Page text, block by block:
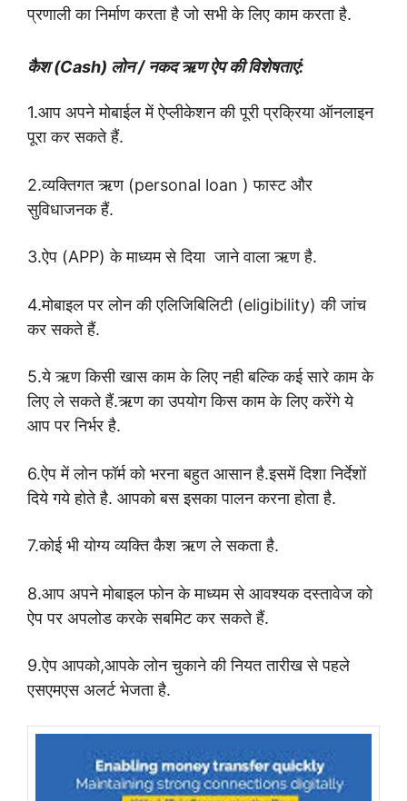
प्रणाली का निर्माण करता है जो सभी के लिए काम करता है.
कैश (Cash) लोन / नकद ऋण ऐप की विशेषताएं:
1.आप अपने मोबाईल में ऐप्लीकेशन की पूरी प्रक्रिया ऑनलाइन
पूरा कर सकते हैं.
2.व्यक्तिगत ऋण (personal loan ) फास्ट और
सुविधाजनक हैं.
3.ऐप (APP) के माध्यम से दिया जाने वाला ऋण है.
4.मोबाइल परलोनकी एलिजिबिलिटी (eligibility) की जांच
कर सकते हैं.
5.ये ऋण किसी खास काम के लिए नही बल्कि कई सारे काम के
लिए ले सकते हैं.ऋण का उपयोग किस काम के लिए करेंगे ये
आप पर निर्भर है.
6.ऐप में लोन फॉर्म को भरना बहुत आसान है.इसमें दिशा निर्देशों
दिये गये होते है. आपको बस इसका पालन करना होता है.
7.कोई भी योग्य व्यक्ति कैश ऋण ले सकता है.
8.आप अपने मोबाइल फोन के माध्यम से आवश्यक दस्तावेज को
ऐप पर अपलोड करके सबमिट कर सकते हैं.
9.ऐप आपको,आपके लोन चुकाने की नियत तारीख से पहले
एसएमएस अलर्ट भेजता है.